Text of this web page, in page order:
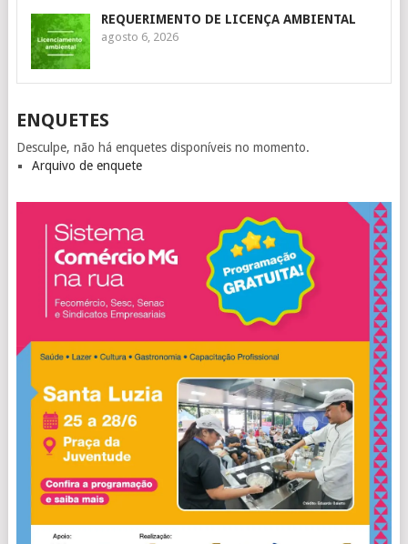
REQUERIMENTO DE LICENÇA AMBIENTAL
agosto 6, 2026
ENQUETES
Desculpe, não há enquetes disponíveis no momento.
Arquivo de enquete